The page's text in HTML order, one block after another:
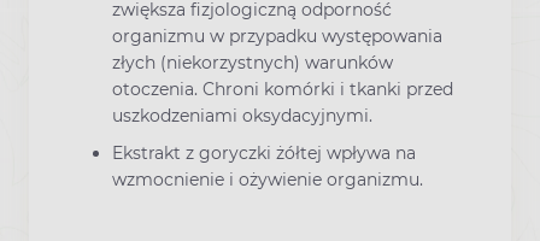
zwiększa fizjologiczną odporność
organizmu w przypadku występowania
złych (niekorzystnych) warunków
otoczenia. Chroni komórki i tkanki przed
uszkodzeniami oksydacyjnymi.
Ekstrakt z goryczki żółtej wpływa na
wzmocnienie i ożywienie organizmu.